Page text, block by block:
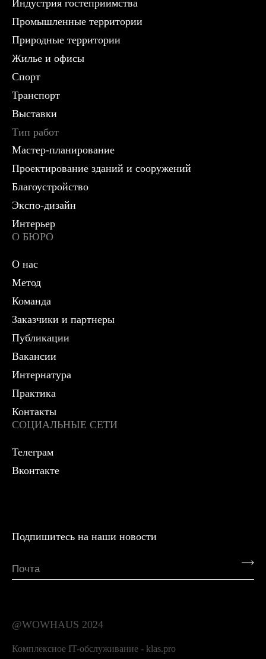
Индустрия гостеприимства
Промышленные территории
Природные территории
Жилье и офисы
Спорт
Транспорт
Выставки
Тип работ
Мастер-планирование
Проектирование зданий и сооружений
Благоустройство
Экспо-дизайн
Интерьер
О БЮРО
О нас
Метод
Команда
Заказчики и партнеры
Публикации
Вакансии
Интернатура
Практика
Контакты
СОЦИАЛЬНЫЕ СЕТИ
Телеграм
Вконтакте
Подпишитесь на наши новости
@WOWHAUS 2024
Комплексное IT-обслуживание - klas.pro